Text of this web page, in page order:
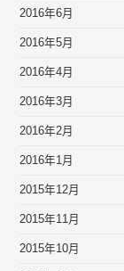
2016年6月
2016年5月
2016年4月
2016年3月
2016年2月
2016年1月
2015年12月
2015年11月
2015年10月